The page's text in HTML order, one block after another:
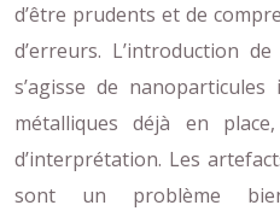
d’être prudents et de
d’erreurs. L’introduction
s’agisse de
métalliques déjà en
d’interprétation. Les
sont un problème